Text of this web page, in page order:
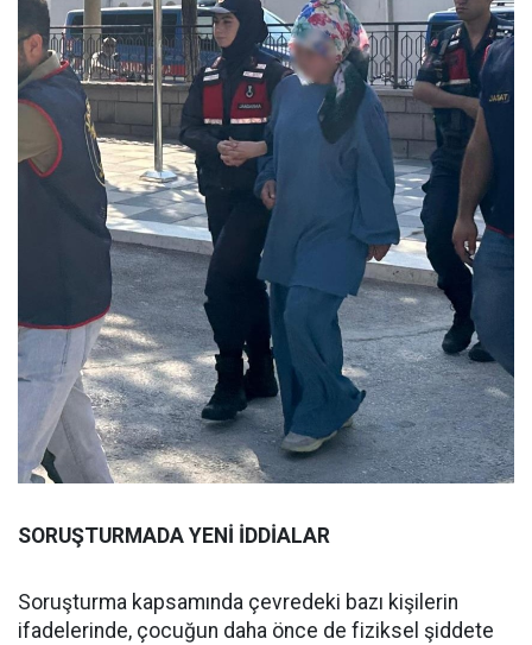
SORUŞTURMADA YENİ İDDİALAR
Soruşturma kapsamında çevredeki bazı kişilerin
ifadelerinde, çocuğun daha önce de fiziksel şiddete